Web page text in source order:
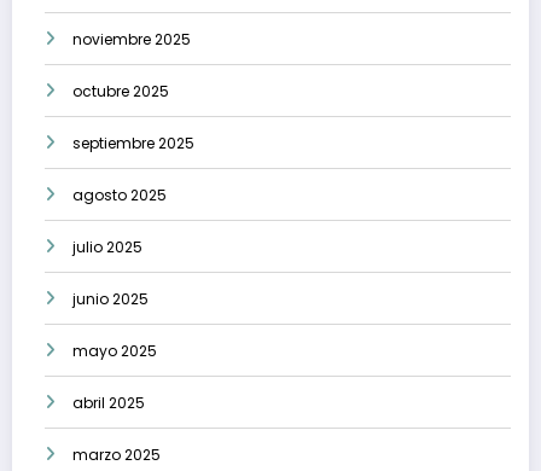
noviembre 2025
octubre 2025
septiembre 2025
agosto 2025
julio 2025
junio 2025
mayo 2025
abril 2025
marzo 2025